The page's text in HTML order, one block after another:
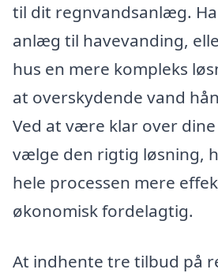
til dit regnvandsanlæg.
anlæg til havevanding,
hus en mere kompleks
at overskydende vand
Ved at være klar over
vælge den rigtig løsning,
hele processen mere
økonomisk fordelagtig.
At indhente tre tilbud på